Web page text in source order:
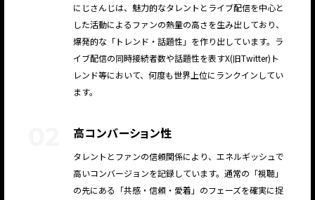
にじさんじは、魅力的なタレントとライブ配信を中心と
した活動によるファンの熱量の高さを生み出しており、
爆発的な「トレンド・話題性」を作り出しています。ラ
イブ配信の同時接続者数や話題性を表すX(旧Twitter)ト
レンド等において、何度も世界上位にランクインしてい
ます。
高コンバーション性
タレントとファンの信頼関係により、エネルギッシュで
高いコンバージョンを記録しています。通常の「視聴」
の先にある「共感・信頼・愛着」のフェーズを確実に捉